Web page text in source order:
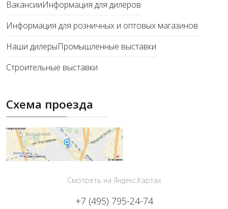
ВакансииИнформация для дилеров
Информация для розничных и оптовых магазинов
Наши дилерыПромышленные выставки
Строительные выставки
Схема проезда
Смотреть на Яндекс.Картах
+7 (495) 795-24-74